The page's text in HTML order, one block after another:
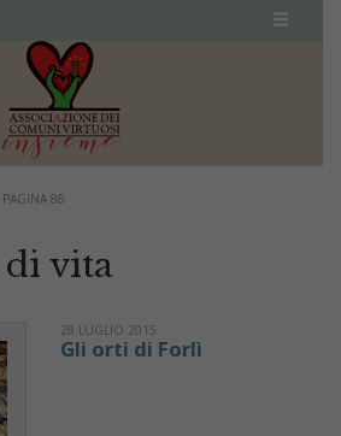
PAGINA 86
vita
28 LUGLIO 2015
Gli orti di Forlì